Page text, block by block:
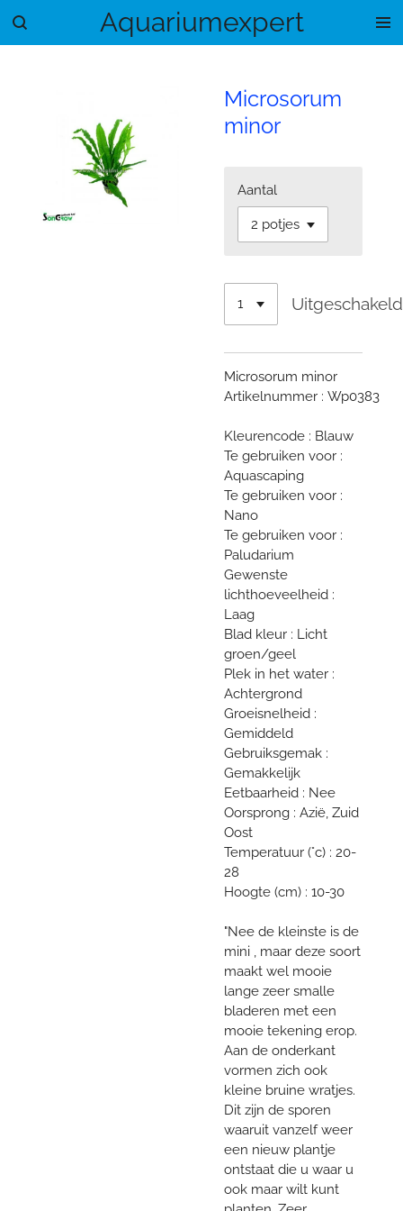
Ga
Aquariumexpert
Microsorum
minor
Aantal
Uitgeschakeld
Microsorum minor
Artikelnummer : Wp0383
Kleurencode : Blauw
Te gebruiken voor :
Aquascaping
Te gebruiken voor :
Nano
Te gebruiken voor :
Paludarium
Gewenste
lichthoeveelheid :
Laag
Blad kleur : Licht
groen/geel
Plek in het water :
Achtergrond
Groeisnelheid :
Gemiddeld
Gebruiksgemak :
Gemakkelijk
Eetbaarheid : Nee
Oorsprong : Azië, Zuid
Oost
Temperatuur (°c) : 20-
28
Hoogte (cm) : 10-30
"Nee de kleinste is de
mini , maar deze soort
maakt wel mooie
lange zeer smalle
bladeren met een
mooie tekening erop.
Aan de onderkant
vormen zich ook
kleine bruine wratjes.
Dit zijn de sporen
waaruit vanzelf weer
een nieuw plantje
ontstaat die u waar u
ook maar wilt kunt